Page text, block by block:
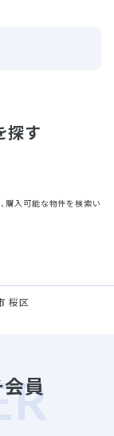
探す
購入可能な物件を検索い
桜区
員